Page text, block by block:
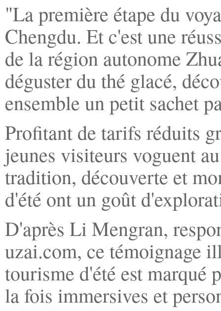
"La première étape du
Chengdu. Et c'est une
de la région autonome
déguster du thé glacé,
ensemble un petit sachet
Profitant de tarifs réduits
jeunes visiteurs voguent
tradition, découverte et
d'été ont un goût
D'après Li Mengran,
uzai.com, ce témoignage
tourisme d'été est marqué
la fois immersives et